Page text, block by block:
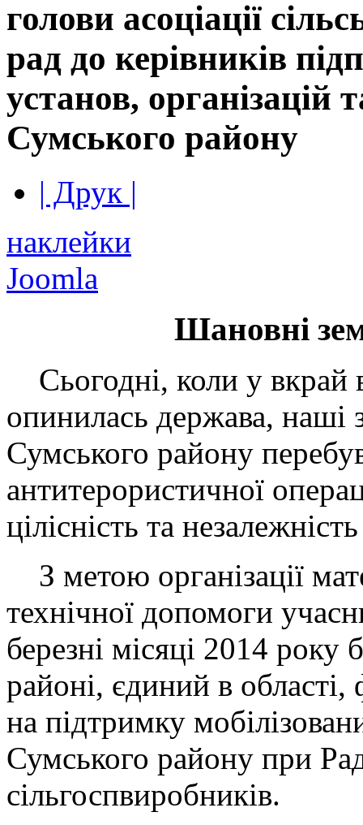
голови асоціації
рад до керівників
установ, організацій
Сумського району
| Друк |
наклейки
Joomla
Шановні
Сьогодні, коли у вкрай
опинилась держава, наші
Сумського району
антитерористичної
цілісність та
З метою організації
технічної допомоги
березні місяці 2014 року
районі, єдиний в
на підтримку
Сумського району при
сільгоспвиробників.